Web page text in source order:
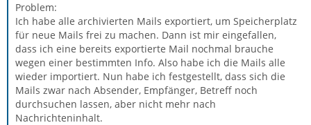
Problem:
Ich habe alle archivierten Mails exportiert, um Speicherplatz
für neue Mails frei zu machen. Dann ist mir eingefallen,
dass ich eine bereits exportierte Mail nochmal brauche
wegen einer bestimmten Info. Also habe ich die Mails alle
wieder importiert. Nun habe ich festgestellt, dass sich die
Mails zwar nach Absender, Empfänger, Betreff noch
durchsuchen lassen, aber nicht mehr nach
Nachrichteninhalt.